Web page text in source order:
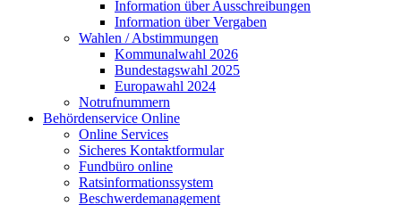
Information über Ausschreibungen
Information über Vergaben
Wahlen / Abstimmungen
Kommunalwahl 2026
Bundestagswahl 2025
Europawahl 2024
Notrufnummern
Behördenservice Online
Online Services
Sicheres Kontaktformular
Fundbüro online
Ratsinformationssystem
Beschwerdemanagement